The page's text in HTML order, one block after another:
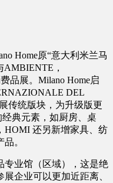
Home原“意大利米兰马
，
品展。Milano Home启
DEL
传统版块，为升级版更
典元素，如厨房、桌
HOMI 还另新增家具、纺
。
专业馆（区域），这是绝
企业可以更加近距离、